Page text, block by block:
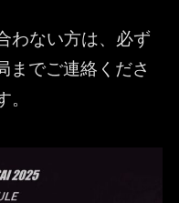
わない方は、必ず
までご連絡くださ